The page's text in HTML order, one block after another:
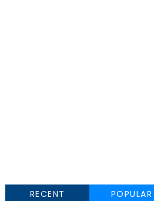
RECENT POPULAR